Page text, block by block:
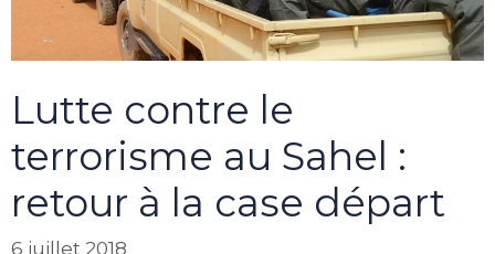
Lutte contre le
terrorisme au Sahel :
retour à la case départ
6 juillet 2018